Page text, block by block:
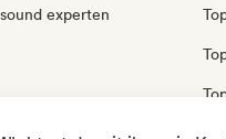
experten